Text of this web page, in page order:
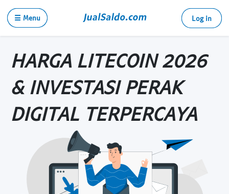
☰ Menu Log in
HARGA LITECOIN 2026
& INVESTASI PERAK
DIGITAL TERPERCAYA